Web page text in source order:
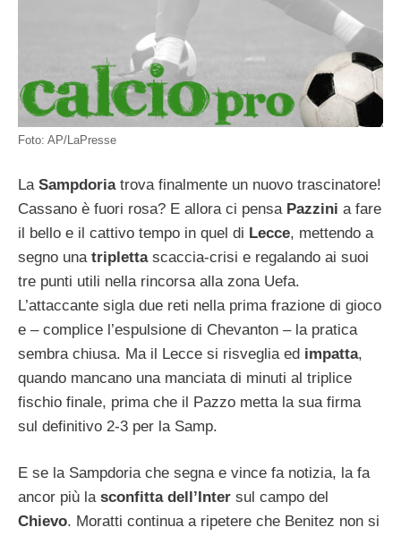
Foto: AP/LaPresse
La Sampdoriatrova finalmente un nuovo trascinatore!
Cassano è fuori rosa? E allora ci pensa Pazzini a fare
il bello e il cattivo tempo in quel di Lecce, mettendo a
segno una tripletta scaccia-crisi e regalando ai suoi
tre punti utili nella rincorsa alla zona Uefa.
L’attaccante sigla due reti nella prima frazione di gioco
e – complice l’espulsione di Chevanton – la pratica
sembra chiusa. Ma il Lecce si risveglia ed impatta,
quando mancano una manciata di minuti al triplice
fischio finale, prima che il Pazzo metta la sua firma
sul definitivo 2-3 per la Samp.
E se la Sampdoria che segna e vince fa notizia, la fa
ancor più la sconfitta dell’Inter sul campo del
Chievo. Moratti continua a ripetere che Benitez non si